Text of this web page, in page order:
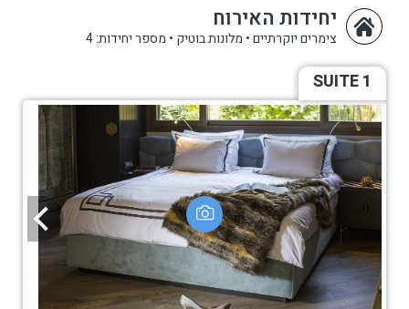
יחידות האירוח
צימרים יוקרתיים • מלונות בוטיק • מספר יחידות: 4
SUITE 1